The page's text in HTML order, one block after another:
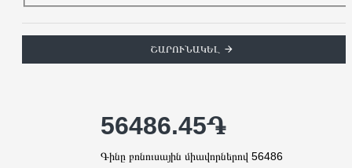
ՇԱՐՈՒՆԱԿԵԼ
56486.45֏
Գինը բոնուսային միավորներով 56486